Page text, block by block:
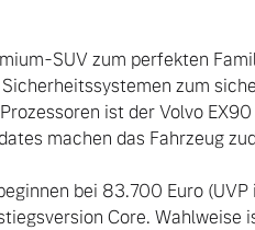
SUV zum perfekten
zum
ist der Volvo
machen das Fahrzeug
bei 83.700 Euro
Core. Wahlweise